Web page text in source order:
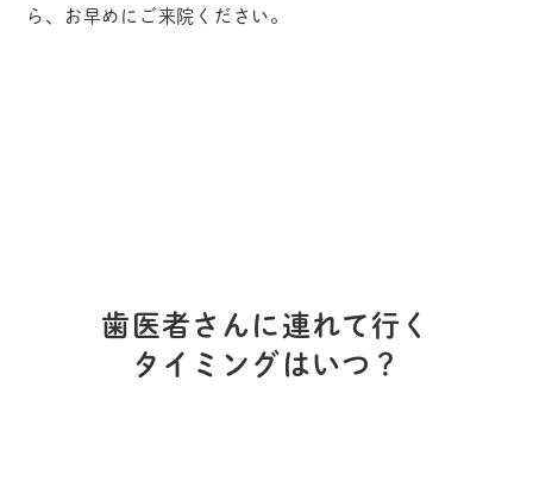
ら、お早めにご来院ください。
歯医者さんに連れて行く
タイミングはいつ？